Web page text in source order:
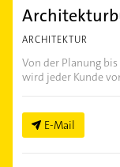
ARCHITEKTUR
Von der Planung
wird jeder Kunde
E-Mail